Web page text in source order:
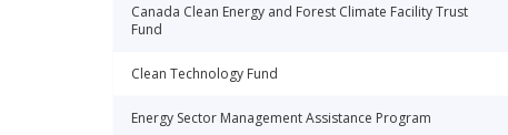
Canada Clean Energy and Forest Climate Facility Trust
Fund
Clean Technology Fund
Energy Sector Management Assistance Program